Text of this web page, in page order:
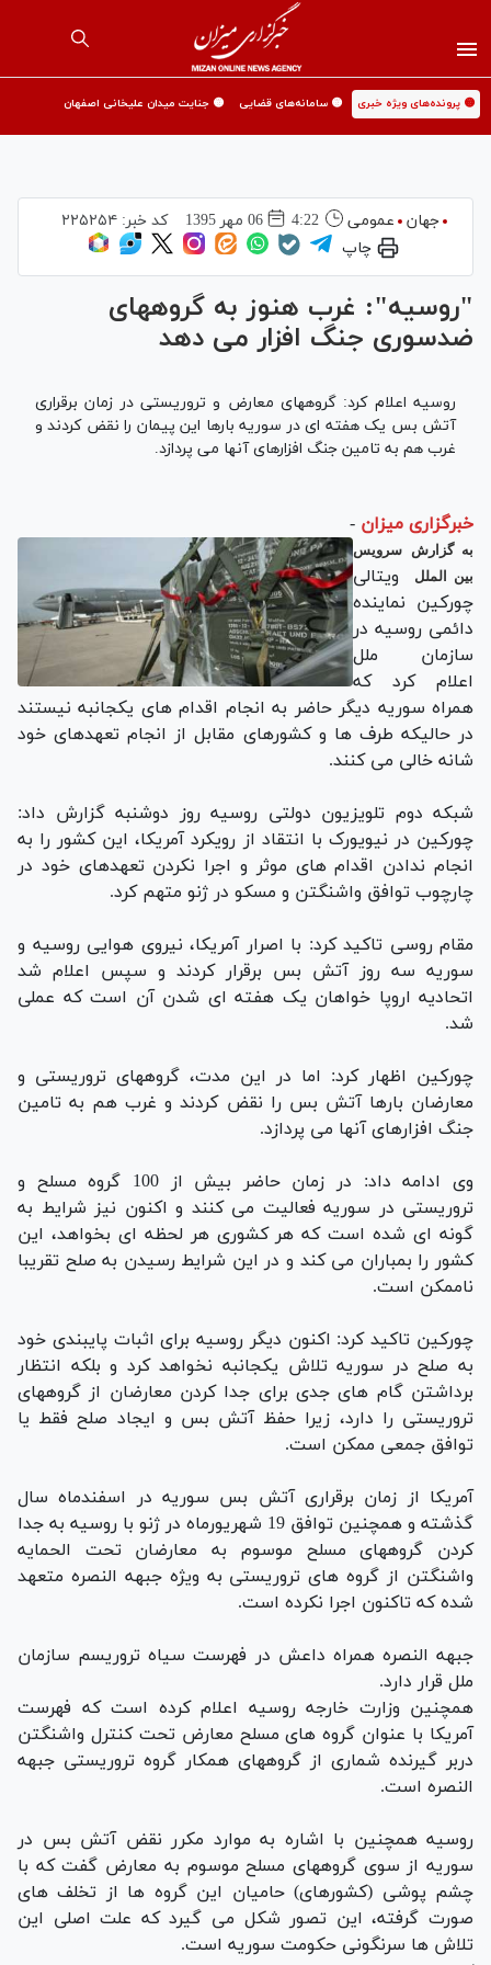
🟡 پرونده‌های ویژه خبری 🟡 سامانه‌های قضایی 🟡 جنایت میدان علیخانی اصفهان
جهان عمومی 4:22 06 مهر 1395 کد خبر: ۲۲۵۲۵۴
چاپ
"روسیه": غرب هنوز به گروههای
ضدسوری جنگ افزار می دهد
روسیه اعلام کرد: گروههای معارض و تروریستی در زمان برقراری
آتش بس یک هفته ای در سوریه بارها این پیمان را نقض کردند و
غرب هم به تامین جنگ افزارهای آنها می پردازد.
خبرگزاری میزان -
به گزارش سرویس
بین الملل
ویتالی
چورکین نماینده
دائمی روسیه در
سازمان ملل
اعلام کرد که
همراه سوریه دیگر حاضر به انجام اقدام های یکجانبه نیستند
در حالیکه طرف ها و کشورهای مقابل از انجام تعهدهای خود
شانه خالی می کنند.
شبکه دوم تلویزیون دولتی روسیه روز دوشنبه گزارش داد:
چورکین در نیویورک با انتقاد از رویکرد آمریکا، این کشور را به
انجام ندادن اقدام های موثر و اجرا نکردن تعهدهای خود در
چارچوب توافق واشنگتن و مسکو در ژنو متهم کرد.
مقام روسی تاکید کرد: با اصرار آمریکا، نیروی هوایی روسیه و
سوریه سه روز آتش بس برقرار کردند و سپس اعلام شد
اتحادیه اروپا خواهان یک هفته ای شدن آن است که عملی
شد.
چورکین اظهار کرد: اما در این مدت، گروههای تروریستی و
معارضان بارها آتش بس را نقض کردند و غرب هم به تامین
جنگ افزارهای آنها می پردازد.
وی ادامه داد: در زمان حاضر بیش از 100 گروه مسلح و
تروریستی در سوریه فعالیت می کنند و اکنون نیز شرایط به
گونه ای شده است که هر کشوری هر لحظه ای بخواهد، این
کشور را بمباران می کند و در این شرایط رسیدن به صلح تقریبا
ناممکن است.
چورکین تاکید کرد: اکنون دیگر روسیه برای اثبات پایبندی خود
به صلح در سوریه تلاش یکجانبه نخواهد کرد و بلکه انتظار
برداشتن گام های جدی برای جدا کردن معارضان از گروههای
تروریستی را دارد، زیرا حفظ آتش بس و ایجاد صلح فقط یا
توافق جمعی ممکن است.
آمریکا از زمان برقراری آتش بس سوریه در اسفندماه سال
گذشته و همچنین توافق 19 شهریورماه در ژنو با روسیه به جدا
کردن گروههای مسلح موسوم به معارضان تحت الحمایه
واشنگتن از گروه های تروریستی به ویژه جبهه النصره متعهد
شده که تاکنون اجرا نکرده است.
جبهه النصره همراه داعش در فهرست سیاه تروریسم سازمان
ملل قرار دارد.
همچنین وزارت خارجه روسیه اعلام کرده است که فهرست
آمریکا با عنوان گروه های مسلح معارض تحت کنترل واشنگتن
دربر گیرنده شماری از گروههای همکار گروه تروریستی جبهه
النصره است.
روسیه همچنین با اشاره به موارد مکرر نقض آتش بس در
سوریه از سوی گروههای مسلح موسوم به معارض گفت که با
چشم پوشی (کشورهای) حامیان این گروه ها از تخلف های
صورت گرفته، این تصور شکل می گیرد که علت اصلی این
تلاش ها سرنگونی حکومت سوریه است.